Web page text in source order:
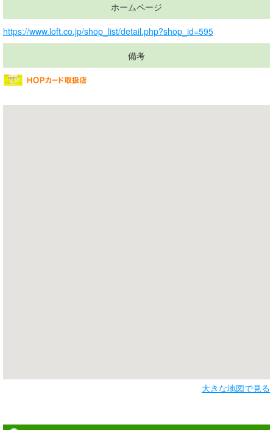
ホームページ
https://www.loft.co.jp/shop_list/detail.php?shop_id=595
備考
大きな地図で見る